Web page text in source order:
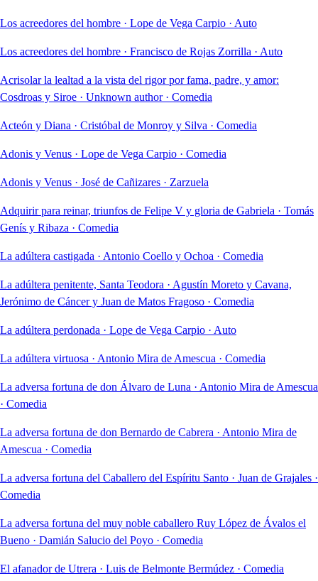
Los acreedores del hombre · Lope de Vega Carpio · Auto
Los acreedores del hombre · Francisco de Rojas Zorrilla · Auto
Acrisolar la lealtad a la vista del rigor por fama, padre, y amor:
Cosdroas y Siroe · Unknown author · Comedia
Acteón y Diana · Cristóbal de Monroy y Silva · Comedia
Adonis y Venus · Lope de Vega Carpio · Comedia
Adonis y Venus · José de Cañizares · Zarzuela
Adquirir para reinar, triunfos de Felipe V y gloria de Gabriela · Tomás
Genís y Ribaza · Comedia
La adúltera castigada · Antonio Coello y Ochoa · Comedia
La adúltera penitente, Santa Teodora · Agustín Moreto y Cavana,
Jerónimo de Cáncer y Juan de Matos Fragoso · Comedia
La adúltera perdonada · Lope de Vega Carpio · Auto
La adúltera virtuosa · Antonio Mira de Amescua · Comedia
La adversa fortuna de don Álvaro de Luna · Antonio Mira de Amescua
· Comedia
La adversa fortuna de don Bernardo de Cabrera · Antonio Mira de
Amescua · Comedia
La adversa fortuna del Caballero del Espíritu Santo · Juan de Grajales ·
Comedia
La adversa fortuna del muy noble caballero Ruy López de Ávalos el
Bueno · Damián Salucio del Poyo · Comedia
El afanador de Utrera · Luis de Belmonte Bermúdez · Comedia